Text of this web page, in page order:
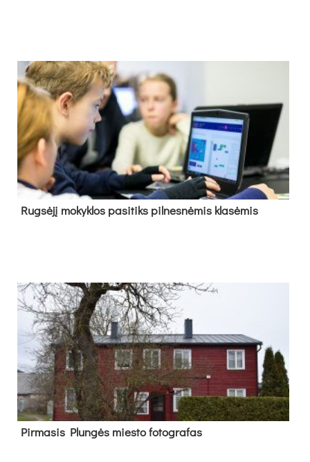
Rug­sė­jį mo­kyk­los pa­si­tiks pil­nes­nė­mis kla­sė­mis
Pir­ma­sis Plun­gės mies­to fo­tog­ra­fas